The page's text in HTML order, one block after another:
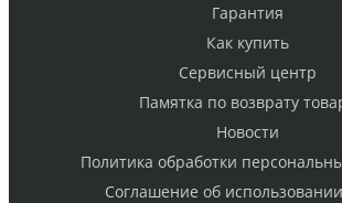
Гарантия
Как купить
Cервисный центр
Памятка по возврату
Новости
Политика обработки
Cоглашение об